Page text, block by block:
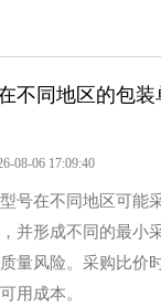
不同地区的包
08-06 17:09:40
号在不同地区可能
并形成不同的最小
量风险。采购比价
用成本。